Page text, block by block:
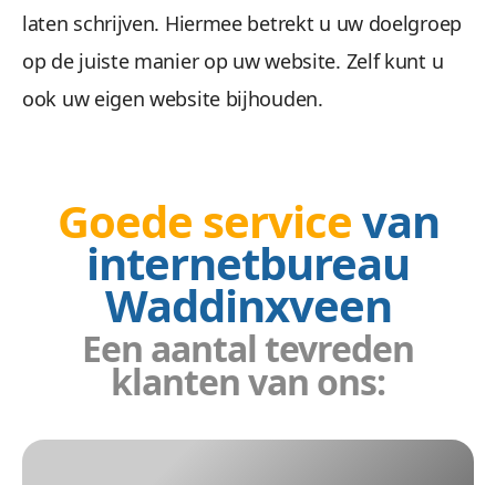
laten schrijven. Hiermee betrekt u uw doelgroep
op de juiste manier op uw website. Zelf kunt u
ook uw eigen website bijhouden.
Goede servicevan
internetbureau
Waddinxveen
Een aantal tevreden
klanten van ons:
Wees gerust, alle gegevens zijn veilig. We maken